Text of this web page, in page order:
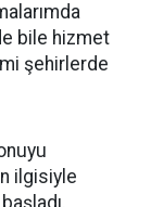
bile hizmet
şehirlerde
ilgisiyle